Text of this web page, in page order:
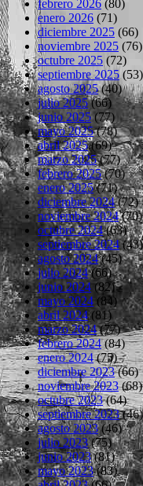
febrero 2026 (80)
enero 2026 (71)
diciembre 2025 (66)
noviembre 2025 (76)
octubre 2025 (72)
septiembre 2025 (53)
agosto 2025(40)
julio 2025(66)
junio 2025(77)
mayo 2025(78)
abril 2025(69)
marzo 2025(77)
febrero 2025(70)
enero 2025(71)
diciembre 2024(72)
noviembre 2024(70)
octubre 2024(63)
septiembre 2024(43)
agosto 2024(45)
julio 2024(66)
junio 2024 (82)
mayo 2024 (84)
abril 2024(81)
marzo 2024(77)
febrero 2024(84)
enero 2024(75)
diciembre 2023(66)
noviembre 2023(68)
octubre 2023(64)
septiembre 2023(46)
agosto 2023(46)
julio 2023(75)
junio 2023(81)
mayo 2023(83)